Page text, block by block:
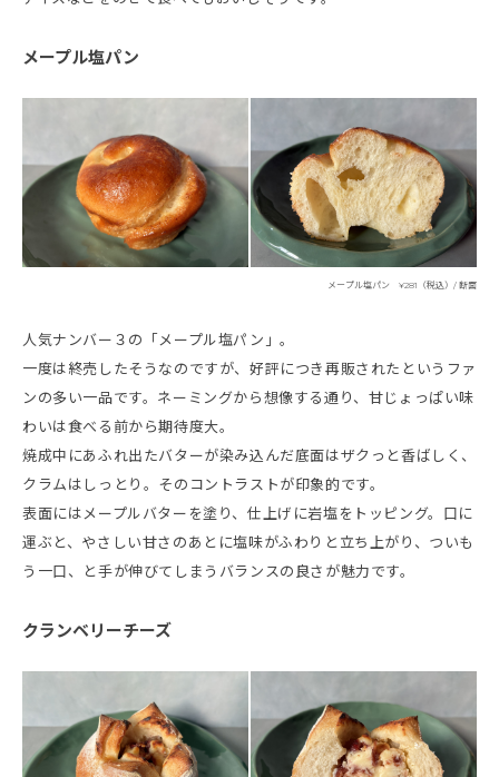
メープル塩パン
メープル塩パン ¥281（税込）/ 断面
人気ナンバー３の「メープル塩パン」。
一度は終売したそうなのですが、好評につき再販されたというファ
ンの多い一品です。ネーミングから想像する通り、甘じょっぱい味
わいは食べる前から期待度大。
焼成中にあふれ出たバターが染み込んだ底面はザクっと香ばしく、
クラムはしっとり。そのコントラストが印象的です。
表面にはメープルバターを塗り、仕上げに岩塩をトッピング。口に
運ぶと、やさしい甘さのあとに塩味がふわりと立ち上がり、ついも
う一口、と手が伸びてしまうバランスの良さが魅力です。
クランベリーチーズ